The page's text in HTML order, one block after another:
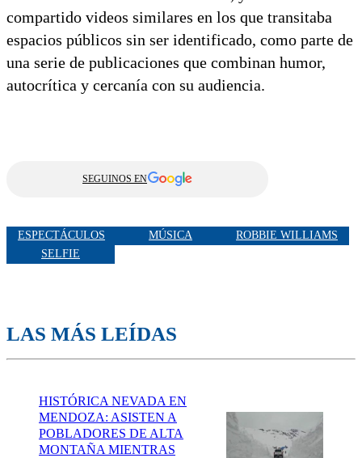
compartido videos similares en los que transitaba
espacios públicos sin ser identificado, como parte de
una serie de publicaciones que combinan humor,
autocrítica y cercanía con su audiencia.
SEGUINOS EN
ESPECTÁCULOS MÚSICA
ROBBIE WILLIAMS
SELFIE
LAS MÁS LEÍDAS
HISTÓRICA NEVADA EN
MENDOZA: ASISTEN A
POBLADORES DE ALTA
MONTAÑA MIENTRAS